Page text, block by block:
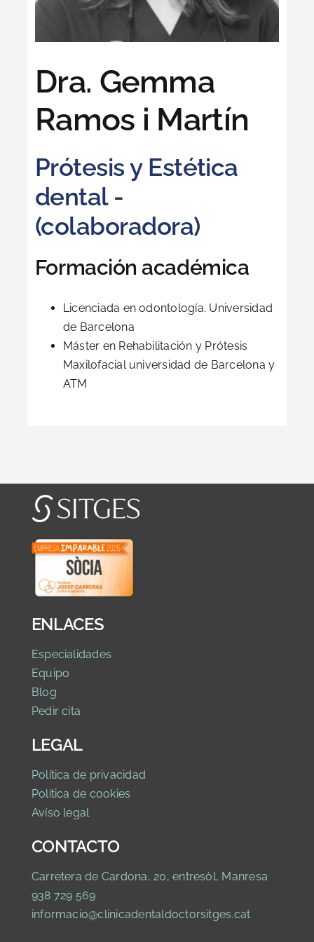
Dra. Gemma
Ramos i Martín
Prótesis y Estética
dental -
(colaboradora)
Formación académica
Licenciada en odontología. Universidad
de Barcelona
Máster en Rehabilitación y Prótesis
Maxilofacial universidad de Barcelona y
ATM
ENLACES
Especialidades
Equipo
Blog
Pedir cita
LEGAL
Política de privacidad
Política de cookies
Avíso legal
CONTACTO
Carretera de Cardona, 20, entresòl, Manresa
938 729 569
informacio@clinicadentaldoctorsitges.cat